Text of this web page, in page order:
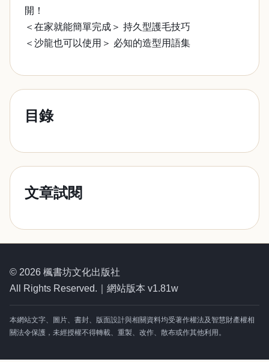
開！
＜在家就能簡單完成＞ 持久型護毛技巧
＜沙龍也可以使用＞ 必知的造型用語集
目錄
文章試閱
© 2026 楓書坊文化出版社
All Rights Reserved.｜網站版本 v1.81w
本網站文字、圖片、書封、版面設計與相關資料均受著作權法及智慧財產權相
關法令保護，未經授權不得轉載、重製、改作、散布或作其他利用。